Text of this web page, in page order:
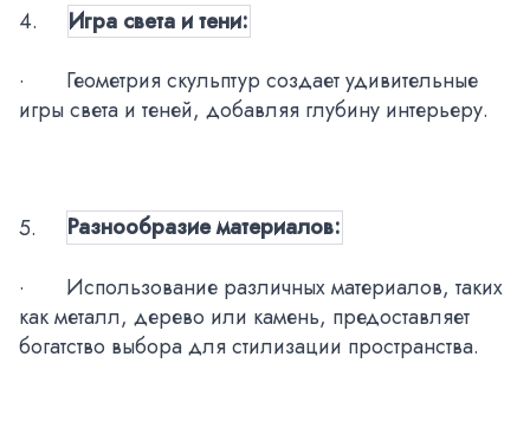
4. Игра света и тени:
· Геометрия скульптур создает удивительные
игры света и теней, добавляя глубину интерьеру.
5. Разнообразие материалов:
· Использование различных материалов, таких
как металл, дерево или камень, предоставляет
богатство выбора для стилизации пространства.